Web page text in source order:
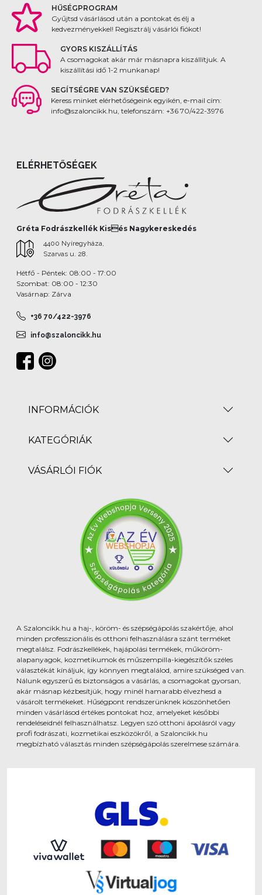
HŰSÉGPROGRAM
Gyűjtsd vásárlásod után a pontokat és élj a
kedvezményekkel! Regisztrálj vásárlói fiókot!
GYORS KISZÁLLÍTÁS
A csomagokat akár már másnapra kiszállítjuk. A
kiszállítási idő 1-2 munkanap!
SEGÍTSÉGRE VAN SZÜKSÉGED?
Keress minket elérhetőségeink egyikén, e-mail cím:
info@szaloncikk.hu, telefonszám: +36 70/422-3976
ELÉRHETŐSÉGEK
Gréta Fodrászkellék Kisés Nagykereskedés
4400 Nyíregyháza,
Szarvas u. 28.
Hétfő - Péntek: 08:00 - 17:00
Szombat: 08:00 - 12:30
Vasárnap: Zárva
+36 70/422-3976
info@szaloncikk.hu
INFORMÁCIÓK
KATEGÓRIÁK
VÁSÁRLÓI FIÓK
A Szaloncikk.hu a haj-, köröm- és szépségápolás szakértője, ahol
minden professzionális és otthoni felhasználásra szánt terméket
megtalálsz. Fodrászkellékek, hajápolási termékek, műköröm-
alapanyagok, kozmetikumok és műszempilla-kiegészítők széles
választékát kínáljuk, így könnyen megtalálod, amire szükséged van.
Nálunk egyszerű és biztonságos a vásárlás, a csomagokat gyorsan,
akár másnap kézbesítjük, hogy minél hamarabb élvezhesd a
vásárolt termékeket. Hűségpont rendszerünknek köszönhetően
minden vásárlásod értékes pontokat hoz, amelyeket későbbi
rendeléseidnél felhasználhatsz. Legyen szó otthoni ápolásról vagy
profi fodrászati, kozmetikai eszközökről, a Szaloncikk.hu
megbízható választás minden szépségápolás szerelmese számára.